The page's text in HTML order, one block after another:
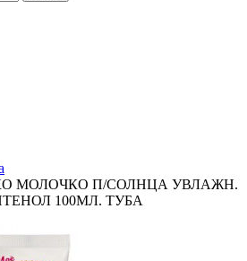
МОЛОЧКО П/СОЛНЦА УВЛАЖН.
100МЛ. ТУБА